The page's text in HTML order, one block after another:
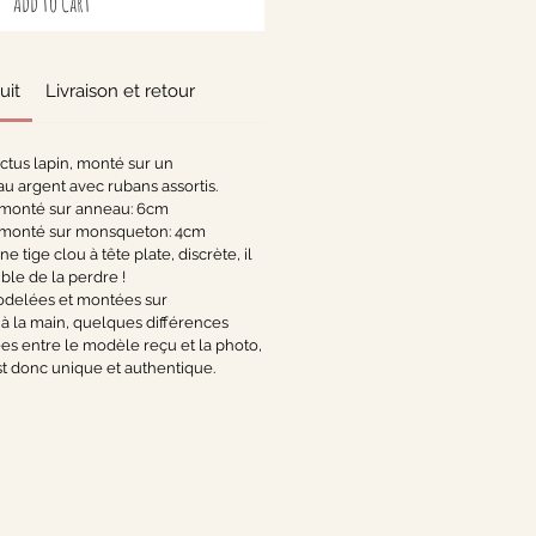
Livraison et retour
lapin, monté sur un
argent avec rubans assortis.
sur anneau: 6cm
sur monsqueton: 4cm
tige clou à tête plate, discrète, il
de la perdre !
et montées sur
la main, quelques différences
entre le modèle reçu et la photo,
donc unique et authentique.